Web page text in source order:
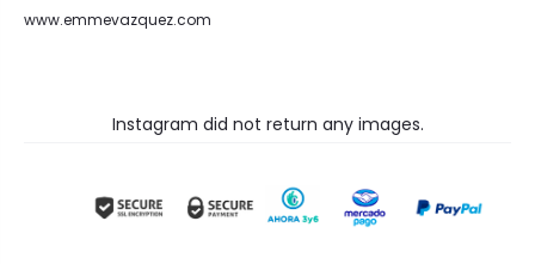
www.emmevazquez.com
Instagram did not return any images.